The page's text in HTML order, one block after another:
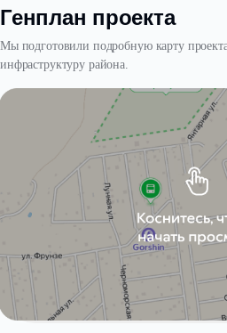
Генплан проекта
Мы подготовили подробную карту
инфраструктуру района.